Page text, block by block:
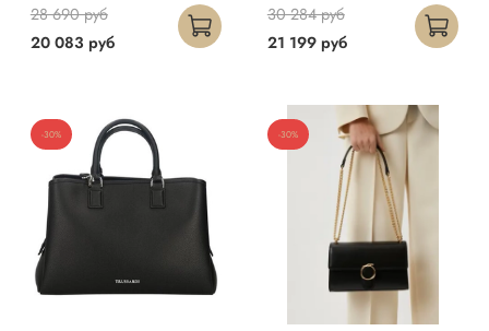
20 083 руб
28 690 руб
21 199 руб
30 284 руб
-30% -30%